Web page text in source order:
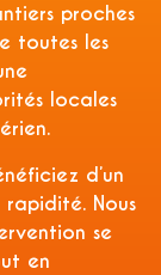
proches
toutes les
locales
d’un
Nous
se
en